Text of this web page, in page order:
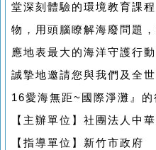
堂深刻體驗的環境教育課
物，用頭腦瞭解海廢問題
應地表最大的海洋守護行動
誠摯地邀請您與我們及全
16愛海無距~國際淨灘』的
【主辦單位】社團法人中
【指導單位】新竹市政府